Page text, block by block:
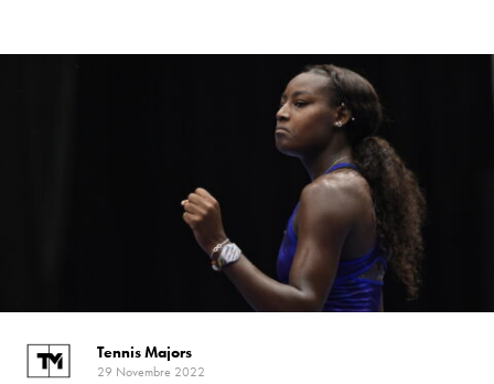
Tennis Majors
29 Novembre 2022